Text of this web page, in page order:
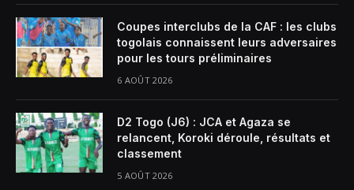
Coupes interclubs de la CAF : les clubs
togolais connaissent leurs adversaires
pour les tours préliminaires
6 AOÛT 2026
D2 Togo (J6) : JCA et Agaza se
relancent, Koroki déroule, résultats et
classement
5 AOÛT 2026